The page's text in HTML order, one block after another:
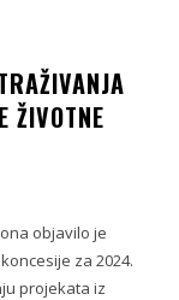
ŽIVOTNE
objavilo je
za 2024.
projekata iz